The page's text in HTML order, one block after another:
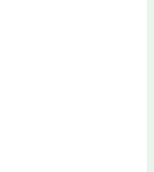
)、「メルベイユ」店長